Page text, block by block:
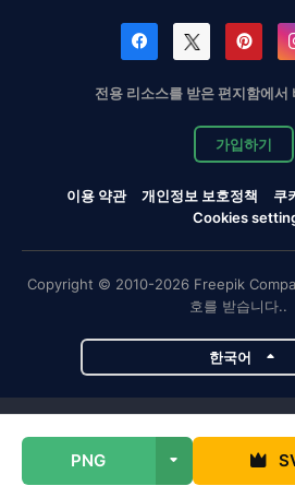
PNG
전용 리소스를 받은 편지함에서
가입하기
이용 약관 개인정보 보호정책 쿠
Cookies
Copyright © 2010-2026 Freepik
호를 받습니다..
한국어